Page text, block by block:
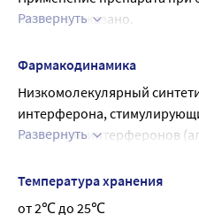
противопоказано.
В случае необходимости
период лактации грудное
Развернуть
Фармакодинамика
Низкомолекулярный
интерферона,
всех типов интерферонов
введение тилорона
кишечника, гепатоциты,
Развернуть
Температура хранения
от 2℃ до 25℃